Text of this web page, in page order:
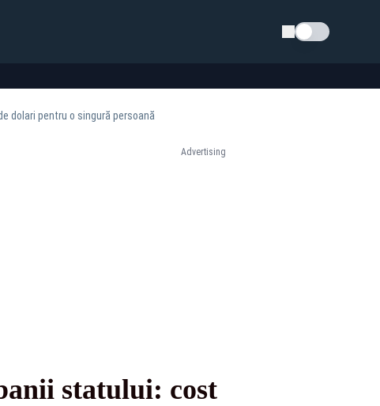
Schimba tema
dolari pentru o singură persoană
Advertising
statului: cost